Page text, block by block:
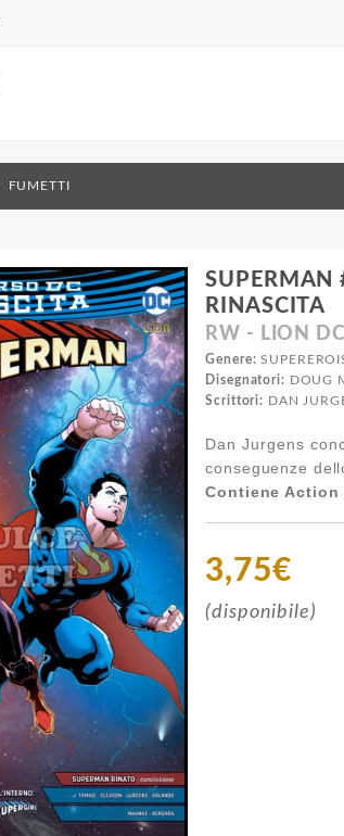
FUMETTI
SUPERMAN
RINASCITA
RW - LION DC
Genere:
Disegnatori: DOUG
Scrittori: DAN
Dan Jurgens
conseguenze
Contiene Action
3,75€
(disponibile)